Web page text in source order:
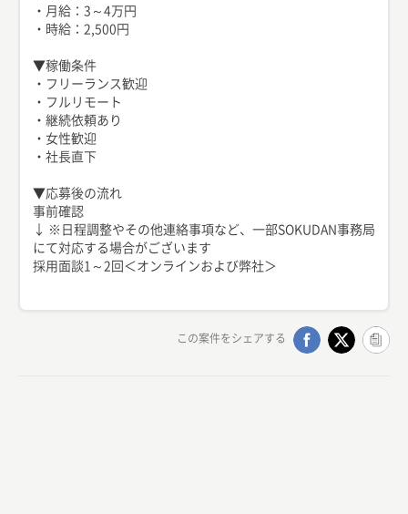
・月給：3～4万円
・時給：2,500円
▼稼働条件
・フリーランス歓迎
・フルリモート
・継続依頼あり
・女性歓迎
・社長直下
▼応募後の流れ
事前確認
↓ ※日程調整やその他連絡事項など、一部SOKUDAN事務局
にて対応する場合がございます
採用面談1～2回＜オンラインおよび弊社＞
この案件をシェアする